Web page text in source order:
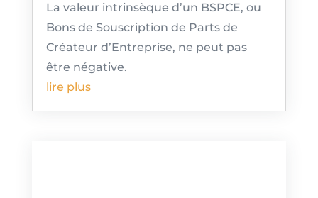
La valeur intrinsèque d’un BSPCE, ou
Bons de Souscription de Parts de
Créateur d’Entreprise, ne peut pas
être négative.
lire plus